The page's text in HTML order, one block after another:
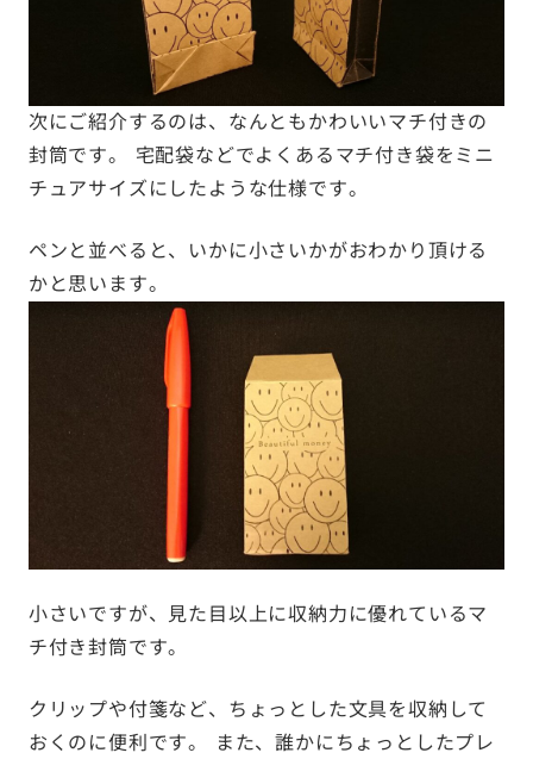
次にご紹介するのは、なんともかわいいマチ付きの
封筒です。 宅配袋などでよくあるマチ付き袋をミニ
チュアサイズにしたような仕様です。
ペンと並べると、いかに小さいかがおわかり頂ける
かと思います。
小さいですが、見た目以上に収納力に優れているマ
チ付き封筒です。
クリップや付箋など、ちょっとした文具を収納して
おくのに便利です。 また、誰かにちょっとしたプレ